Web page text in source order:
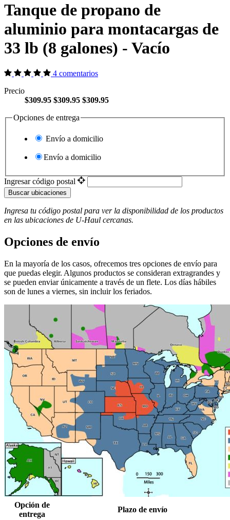
Tanque de propano de
aluminio para montacargas de
33 lb (8 galones) - Vacío
4 comentarios
Precio
$309.95 $309.95 $309.95
Opciones de entrega
Envío a domicilio
Envío a domicilio
Ingresar código postal
Buscar ubicaciones
Ingresa tu código postal para ver la disponibilidad de los productos
en las ubicaciones de U-Haul ​​​​​​​ cercanas.
Opciones de envío
En la mayoría de los casos, ofrecemos tres opciones de envío para
que puedas elegir. Algunos productos se consideran extragrandes y
se pueden enviar únicamente a través de un flete. Los días hábiles
son de lunes a viernes, sin incluir los feriados.
Opción de
entrega
Plazo de envío